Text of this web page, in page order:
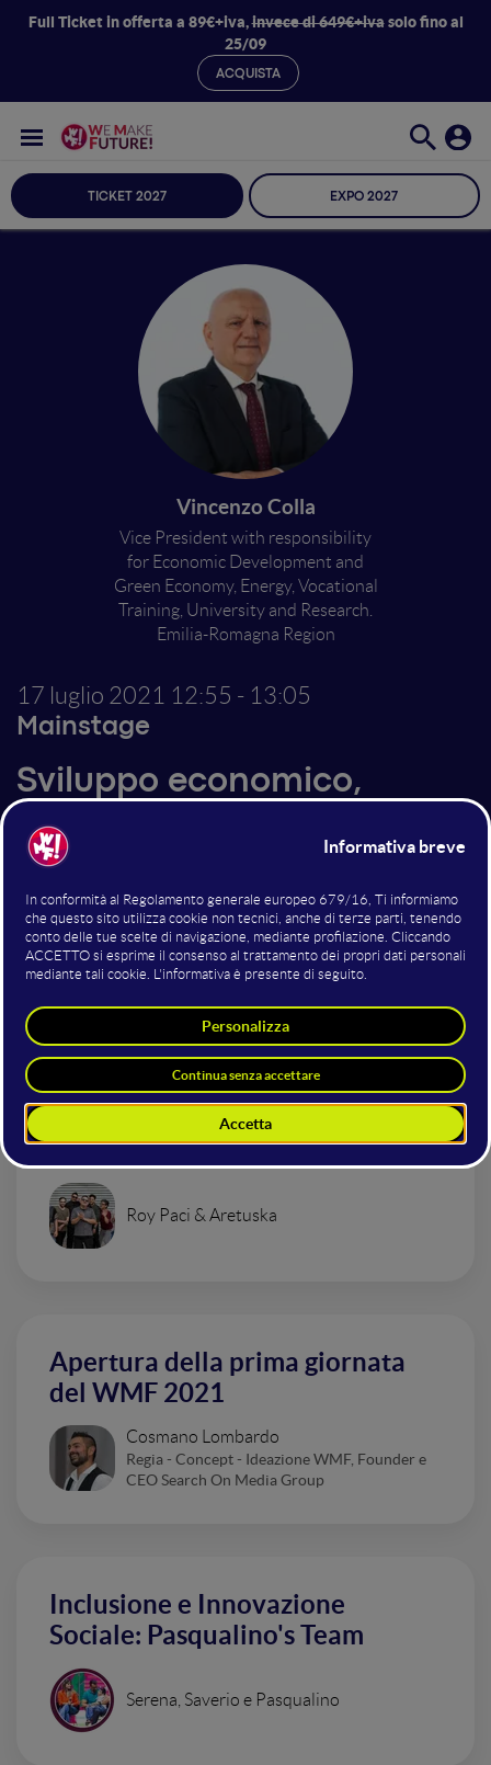
Full Ticket in offerta a 89€+iva,invece di 649€+ivasolo fino al
25/09
ACQUISTA
TICKET 2027 EXPO 2027
Vincenzo Colla
Vice President with responsibility
for Economic Development and
Green Economy, Energy, Vocational
Training, University and Research.
Emilia-Romagna Region
17 luglio 2021 12:55 - 13:05
Mainstage
Sviluppo economico,
crescita sostenibile
Altri interventi nella sala
Mainstage
Concerto di apertura Live - La
Despedida - Tour 2021
Roy Paci & Aretuska
Apertura della prima giornata
del WMF 2021
Cosmano Lombardo
Regia - Concept - Ideazione WMF, Founder e
CEO Search On Media Group
Inclusione e Innovazione
Sociale: Pasqualino's Team
Serena, Saverio e Pasqualino